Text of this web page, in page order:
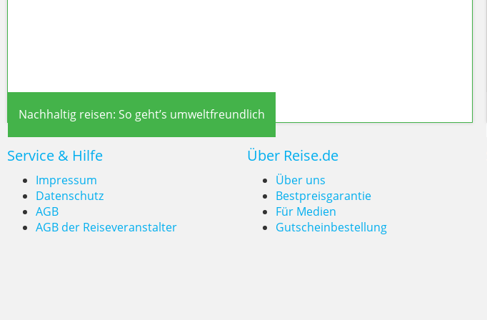
Nachhaltig reisen: So geht’s umweltfreundlich
Service & Hilfe
Impressum
Datenschutz
AGB
AGB der Reiseveranstalter
Über Reise.de
Über uns
Bestpreisgarantie
Für Medien
Gutscheinbestellung